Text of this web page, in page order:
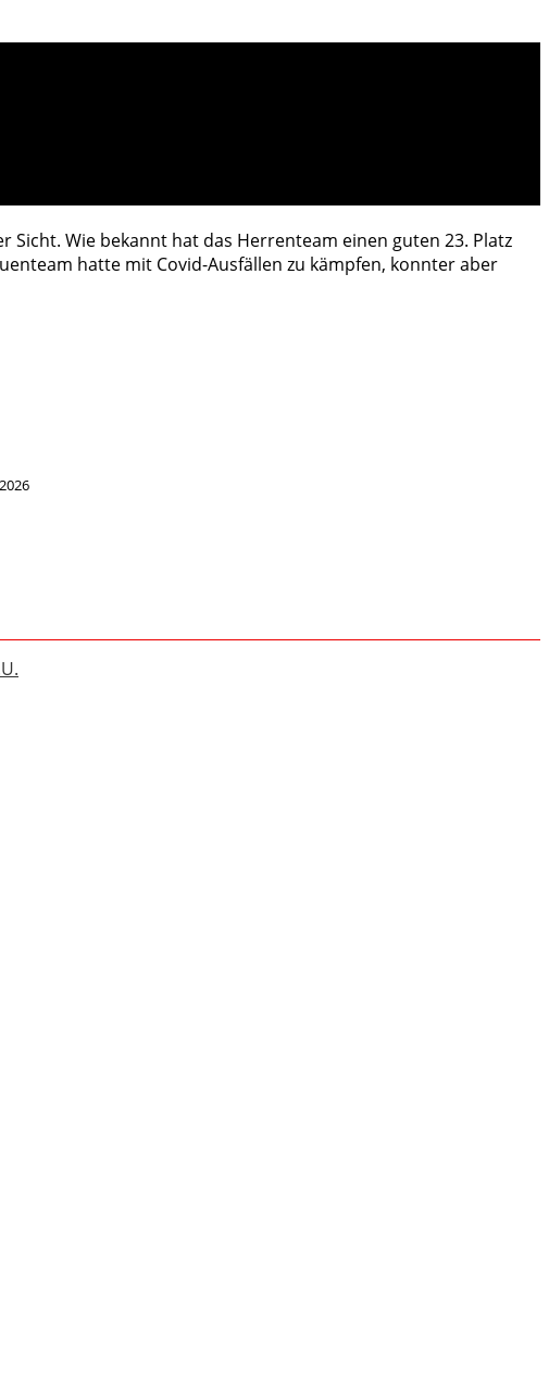
Sicht. Wie bekannt hat das Herrenteam einen guten 23. Platz
hatte mit Covid-Ausfällen zu kämpfen, konnter aber